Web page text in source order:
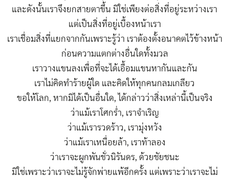
และดังนั้นเราจึงยกสายตาขึ้น มิใช่เพียงต่อสิ่งที่อยู่ระหว่างเรา
แต่เป็นสิ่งที่อยู่เบื้องหน้าเรา
เราเชื่อมสิ่งที่แยกจากกันเพราะรู้ว่า เราต้องตั้งอนาคตไว้ข้างหน้า
ก่อนความแตกต่างอื่นใดทั้งมวล
เราวางแขนลงเพื่อที่จะได้เอื้อมแขนหากันและกัน
เราไม่คิดทำร้ายผู้ใด และคิดให้ทุกคนกลมเกลียว
ขอให้โลก, หากมิได้เป็นอื่นใด, ได้กล่าวว่าสิ่งเหล่านี้เป็นจริง
ว่าแม้เราโศกร่ำ, เราจำเริญ
ว่าแม้เรารวดร้าว, เรามุ่งหวัง
ว่าแม้เราเหนื่อยล้า, เราท้าลอง
ว่าเราจะผูกพันชั่วนิรันดร, ด้วยชัยชนะ
มิใช่เพราะว่าเราจะไม่รู้จักพ่ายแพ้อีกครั้ง แต่เพราะว่าเราจะไม่